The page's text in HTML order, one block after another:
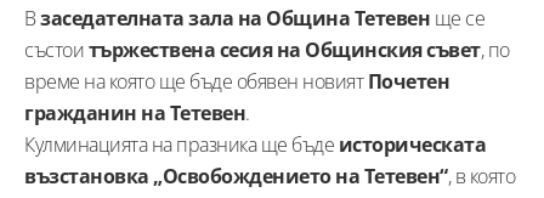
Взаседателната зала на Община Тетевен ще се
състоитържествена сесия на Общинския съвет, по
време на която ще бъде обявен новиятПочетен
гражданин на Тетевен.
Кулминацията на празника ще бъде историческата
възстановка „Освобождението на Тетевен“, в която